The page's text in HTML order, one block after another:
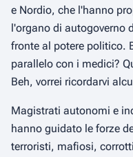
e Nordio, che l'hanno
l'organo di autogoverno
fronte al potere politico.
parallelo con i medici?
Beh, vorrei ricordarvi
Magistrati autonomi e
hanno guidato le forze
terroristi, mafiosi,